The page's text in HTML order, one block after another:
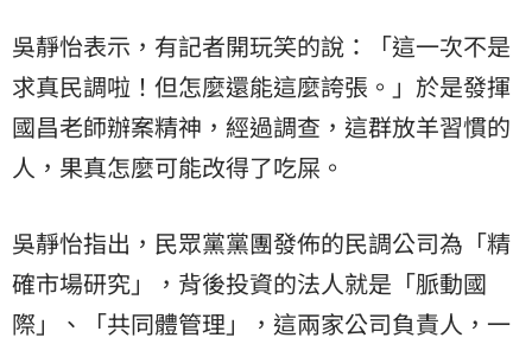
吳靜怡表示，有記者開玩笑的說：「這一次不是
求真民調啦！但怎麼還能這麼誇張。」於是發揮
國昌老師辦案精神，經過調查，這群放羊習慣的
人，果真怎麼可能改得了吃屎。
吳靜怡指出，民眾黨黨團發佈的民調公司為「精
確市場研究」，背後投資的法人就是「脈動國
際」、「共同體管理」，這兩家公司負責人，一